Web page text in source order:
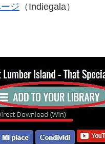
ジ （Indiegala）